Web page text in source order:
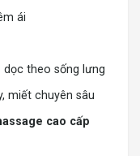
ái
dọc theo sống lưng
miết chuyên sâu
cao cấp